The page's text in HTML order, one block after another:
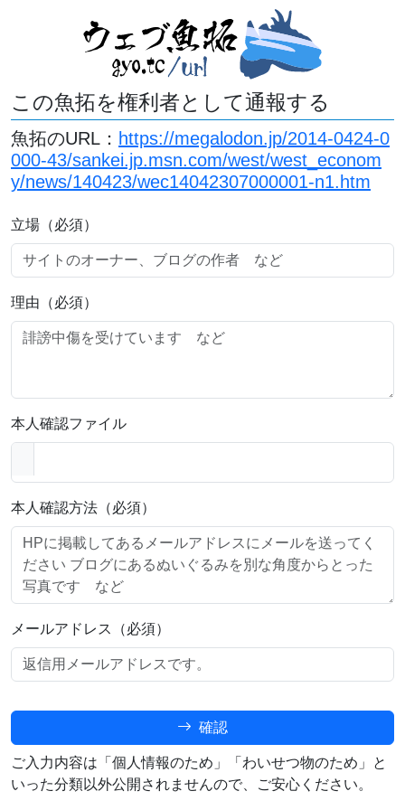
この魚拓を権利者として通報する
魚拓のURL： https://megalodon.jp/2014-0424-0
000-43/sankei.jp.msn.com/west/west_econom
y/news/140423/wec14042307000001-n1.htm
立場（必須）
理由（必須）
本人確認ファイル
本人確認方法（必須）
メールアドレス（必須）
確認
ご入力内容は「個人情報のため」「わいせつ物のため」と
いった分類以外公開されませんので、ご安心ください。